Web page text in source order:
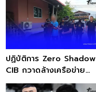
ปฏิบัติการ Zero Shadow
CIB กวาดล้างเครือข่าย
อาชญากรรมข้ามพื้นที่